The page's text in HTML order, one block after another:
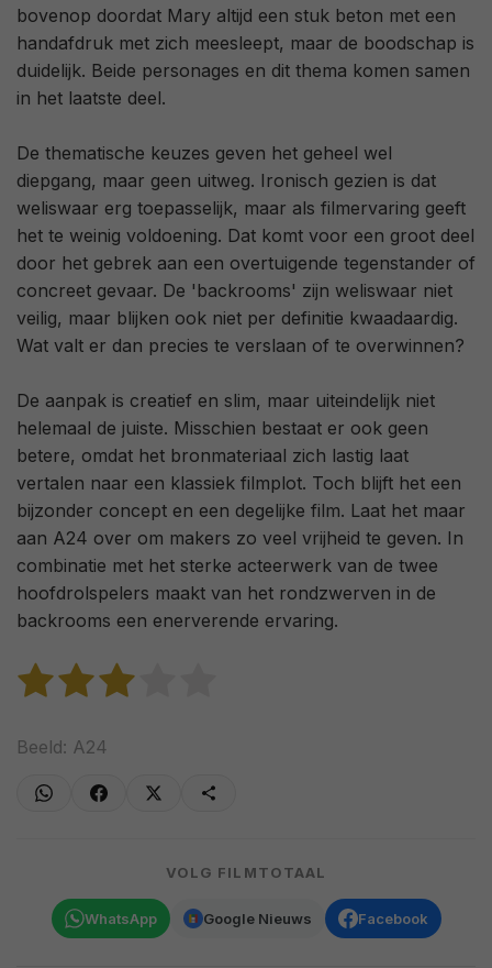
bovenop doordat Mary altijd een stuk beton met een
handafdruk met zich meesleept, maar de boodschap is
duidelijk. Beide personages en dit thema komen samen
in het laatste deel.
De thematische keuzes geven het geheel wel
diepgang, maar geen uitweg. Ironisch gezien is dat
weliswaar erg toepasselijk, maar als filmervaring geeft
het te weinig voldoening. Dat komt voor een groot deel
door het gebrek aan een overtuigende tegenstander of
concreet gevaar. De 'backrooms' zijn weliswaar niet
veilig, maar blijken ook niet per definitie kwaadaardig.
Wat valt er dan precies te verslaan of te overwinnen?
De aanpak is creatief en slim, maar uiteindelijk niet
helemaal de juiste. Misschien bestaat er ook geen
betere, omdat het bronmateriaal zich lastig laat
vertalen naar een klassiek filmplot. Toch blijft het een
bijzonder concept en een degelijke film. Laat het maar
aan A24 over om makers zo veel vrijheid te geven. In
combinatie met het sterke acteerwerk van de twee
hoofdrolspelers maakt van het rondzwerven in de
backrooms een enerverende ervaring.
Beeld: A24
VOLG FILMTOTAAL
WhatsApp Google Nieuws Facebook